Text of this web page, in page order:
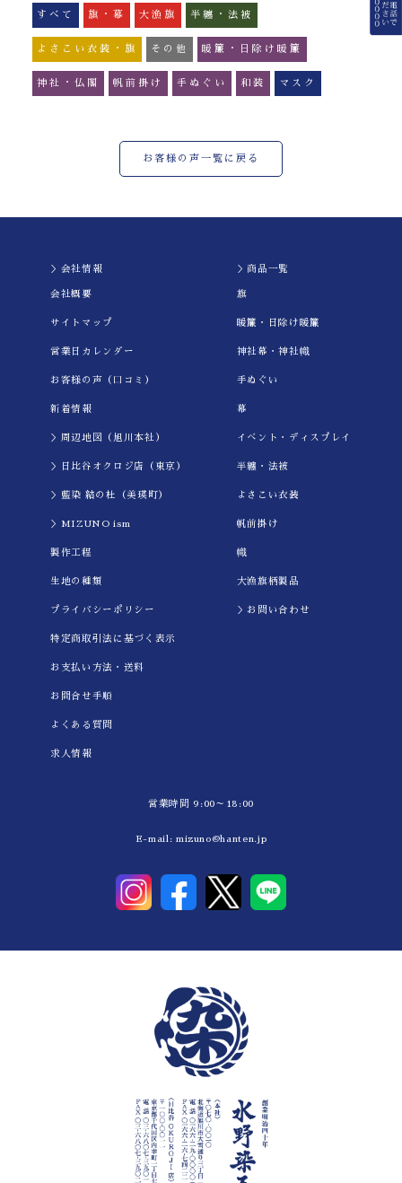
すべて 旗・幕 大漁旗 半纏・法被
よさこい衣装・旗 その他 暖簾・日除け暖簾
神社・仏閣 帆前掛け 手ぬぐい 和装 マスク
お客様の声一覧に戻る
＞会社情報
会社概要
サイトマップ
営業日カレンダー
お客様の声（口コミ）
新着情報
＞周辺地図（旭川本社）
＞日比谷オクロジ店（東京）
＞藍染 結の杜（美瑛町）
＞MIZUNO ism
製作工程
生地の種類
プライバシーポリシー
特定商取引法に基づく表示
お支払い方法・送料
お問合せ手順
よくある質問
求人情報
＞商品一覧
旗
暖簾・日除け暖簾
神社幕・神社幟
手ぬぐい
幕
イべント・ディスプレイ
半纏・法被
よさこい衣装
帆前掛け
幟
大漁旗柄製品
＞お問い合わせ
営業時間 9:00～18:00
E-mail: mizuno@hanten.jp